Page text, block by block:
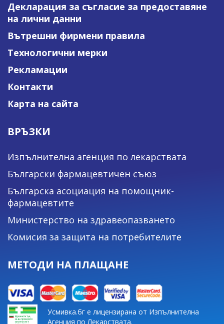
Декларация за съгласие за предоставяне
на лични данни
Вътрешни фирмени правила
Технологични мерки
Рекламации
Контакти
Карта на сайта
ВРЪЗКИ
Изпълнителна агенция по лекарствата
Български фармацевтичен съюз
Българска асоциация на помощник-
фармацевтите
Министерство на здравеопазването
Комисия за защита на потребителите
МЕТОДИ НА ПЛАЩАНЕ
Усмивка.бг е лицензирана от Изпълнителна
Агенция по Лекарствата.